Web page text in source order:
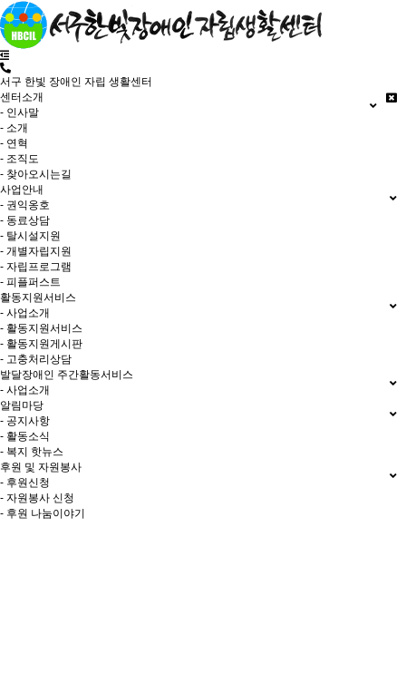
서구 한빛 장애인 자립 생활센터
센터소개
- 인사말
- 소개
- 연혁
- 조직도
- 찾아오시는길
사업안내
- 권익옹호
- 동료상담
- 탈시설지원
- 개별자립지원
- 자립프로그램
- 피플퍼스트
활동지원서비스
- 사업소개
- 활동지원서비스
- 활동지원게시판
- 고충처리상담
발달장애인 주간활동서비스
- 사업소개
알림마당
- 공지사항
- 활동소식
- 복지 핫뉴스
후원 및 자원봉사
- 후원신청
- 자원봉사 신청
- 후원 나눔이야기